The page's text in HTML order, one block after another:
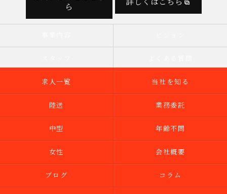
ら
詳しくはこちら
求人一覧 当社を知る
陸送 業務委託
中型 年齢不問
女性 会社概要
ブログ コラム